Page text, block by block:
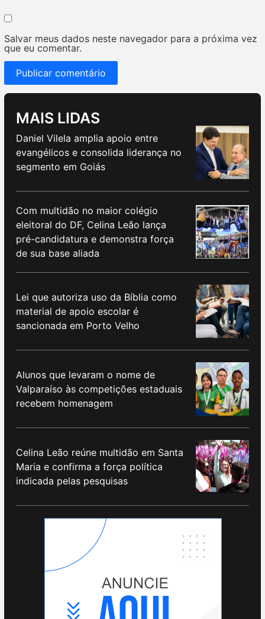
Salvar meus dados neste navegador para a próxima vez
que eu comentar.
MAIS LIDAS
Daniel Vilela amplia apoio entre
evangélicos e consolida liderança no
segmento em Goiás
Com multidão no maior colégio
eleitoral do DF, Celina Leão lança
pré-candidatura e demonstra força
de sua base aliada
Lei que autoriza uso da Bíblia como
material de apoio escolar é
sancionada em Porto Velho
Alunos que levaram o nome de
Valparaíso às competições estaduais
recebem homenagem
Celina Leão reúne multidão em Santa
Maria e confirma a força política
indicada pelas pesquisas